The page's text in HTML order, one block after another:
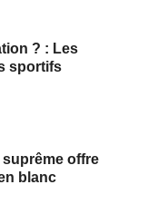
? : Les
sportifs
suprême offre
blanc